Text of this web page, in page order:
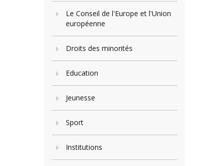
Le Conseil de l'Europe et l'Union
européenne
Droits des minorités
Education
Jeunesse
Sport
Institutions